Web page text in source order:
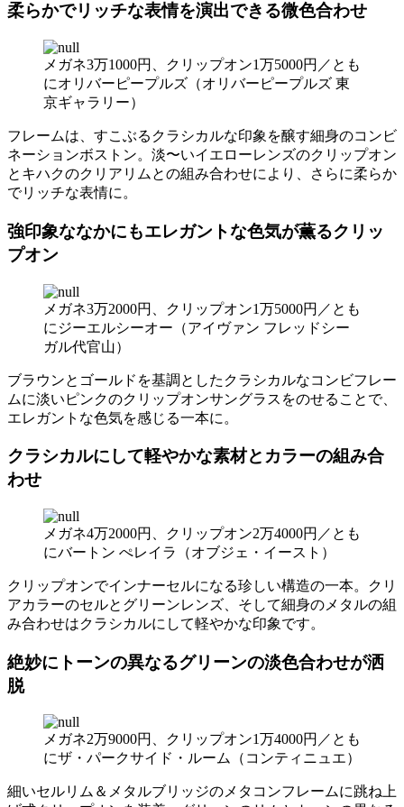
柔らかでリッチな表情を演出できる微色合わせ
メガネ3万1000円、クリップオン1万5000円／とも
にオリバーピープルズ（オリバーピープルズ 東
京ギャラリー）
フレームは、すこぶるクラシカルな印象を醸す細身のコンビ
ネーションボストン。淡〜いイエローレンズのクリップオン
とキハクのクリアリムとの組み合わせにより、さらに柔らか
でリッチな表情に。
強印象ななかにもエレガントな色気が薫るクリッ
プオン
メガネ3万2000円、クリップオン1万5000円／とも
にジーエルシーオー（アイヴァン フレッドシー
ガル代官山）
ブラウンとゴールドを基調としたクラシカルなコンビフレー
ムに淡いピンクのクリップオンサングラスをのせることで、
エレガントな色気を感じる一本に。
クラシカルにして軽やかな素材とカラーの組み合
わせ
メガネ4万2000円、クリップオン2万4000円／とも
にバートン ぺレイラ（オブジェ・イースト）
クリップオンでインナーセルになる珍しい構造の一本。クリ
アカラーのセルとグリーンレンズ、そして細身のメタルの組
み合わせはクラシカルにして軽やかな印象です。
絶妙にトーンの異なるグリーンの淡色合わせが洒
脱
メガネ2万9000円、クリップオン1万4000円／とも
にザ・パークサイド・ルーム（コンティニュエ）
細いセルリム＆メタルブリッジのメタコンフレームに跳ね上